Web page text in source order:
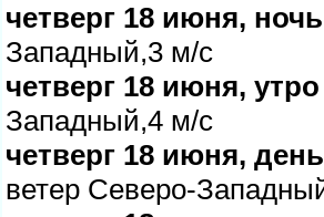
четверг 18 июня, ночь
Западный,3 м/с
четверг 18 июня, утро
Западный,4 м/с
четверг 18 июня, день
етер Северо-